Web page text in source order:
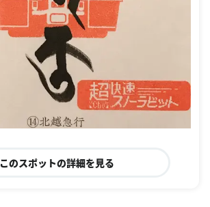
このスポットの詳細を見る